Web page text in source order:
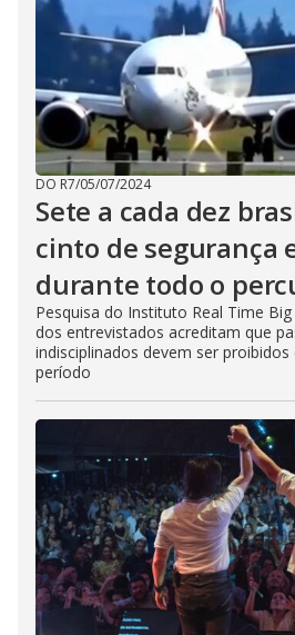
DO R7/05/07/2024
Sete a cada dez
cinto de segurança
durante todo o
Pesquisa do Instituto Real Time
dos entrevistados acreditam que
indisciplinados devem ser
período